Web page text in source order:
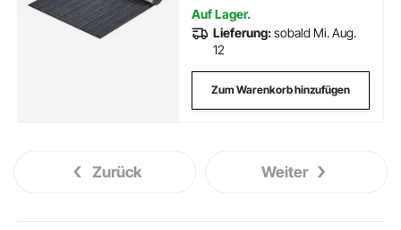
Auf Lager.
Lieferung:sobald Mi. Aug.
12
Zum Warenkorb hinzufügen
Zurück Weiter